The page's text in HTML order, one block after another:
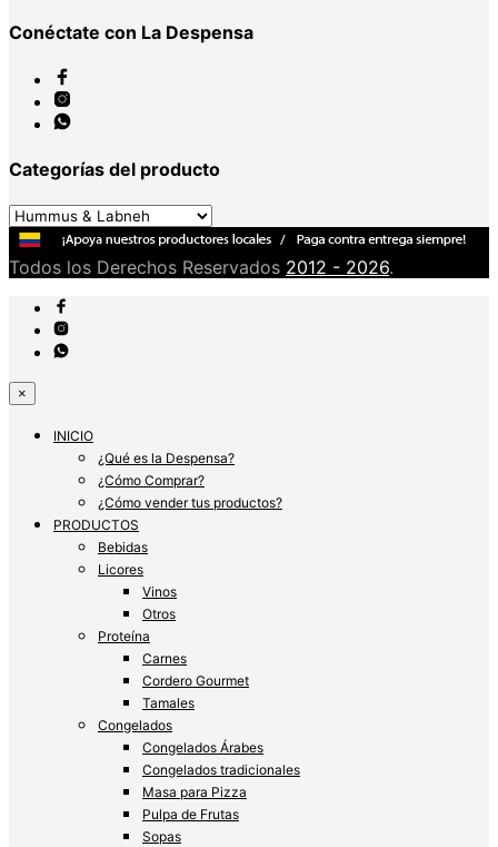
Conéctate con La Despensa
Categorías del producto
Todos los Derechos Reservados 2012 - 2026.
×
INICIO
¿Qué es la Despensa?
¿Cómo Comprar?
¿Cómo vender tus productos?
PRODUCTOS
Bebidas
Licores
Vinos
Otros
Proteína
Carnes
Cordero Gourmet
Tamales
Congelados
Congelados Árabes
Congelados tradicionales
Masa para Pizza
Pulpa de Frutas
Sopas